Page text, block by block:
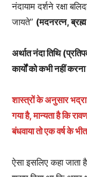
नंदायाम दर्शने रक्षा
जायते” (मदनरत्न, ब्रह्म
अर्थात नंदा तिथि
कार्यों को कभी नहीं
शास्त्रों के अनुसार भद्रा
गया है, मान्यता है कि
बंधवाया तो एक वर्ष के
ऐसा इसलिए कहा जाता